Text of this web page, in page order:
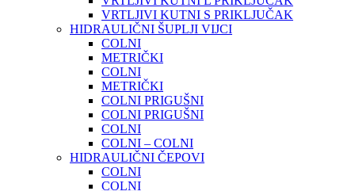
VRTLJIVI KUTNI S PRIKLJUČAK
HIDRAULIČNI ŠUPLJI VIJCI
COLNI
METRIČKI
COLNI
METRIČKI
COLNI PRIGUŠNI
COLNI PRIGUŠNI
COLNI
COLNI – COLNI
HIDRAULIČNI ČEPOVI
COLNI
COLNI